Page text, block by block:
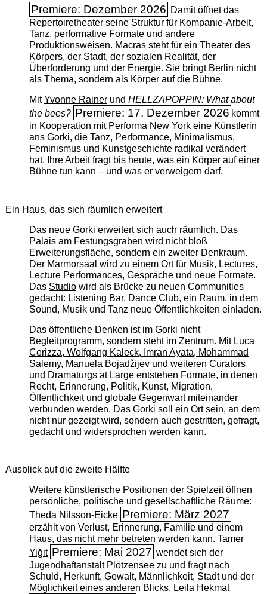
Premiere: Dezember 2026 Damit öffnet das
Repertoiretheater seine Struktur für Kompanie-Arbeit,
Tanz, performative Formate und andere
Produktionsweisen. Macras steht für ein Theater des
Körpers, der Stadt, der sozialen Realität, der
Überforderung und der Energie. Sie bringt Berlin nicht
als Thema, sondern als Körper auf die Bühne.
MitYvonne Rainerund HELLZAPOPPIN: What about
the bees? Premiere: 17. Dezember 2026 kommt
in Kooperation mit Performa New York eine Künstlerin
ans Gorki, die Tanz, Performance, Minimalismus,
Feminismus und Kunstgeschichte radikal verändert
hat. Ihre Arbeit fragt bis heute, was ein Körper auf einer
Bühne tun kann – und was er verweigern darf.
Ein Haus, das sich räumlich erweitert
Das neue Gorki erweitert sich auch räumlich. Das
Palais am Festungsgraben wird nicht bloß
Erweiterungsfläche, sondern ein zweiter Denkraum.
Der Marmorsaal wird zu einem Ort für Musik, Lectures,
Lecture Performances, Gespräche und neue Formate.
Das Studiowird als Brücke zu neuen Communities
gedacht: Listening Bar, Dance Club, ein Raum, in dem
Sound, Musik und Tanz neue Öffentlichkeiten einladen.
Das öffentliche Denken ist im Gorki nicht
Begleitprogramm, sondern steht im Zentrum. Mit Luca
Cerizza, Wolfgang Kaleck, Imran Ayata, Mohammad
Salemy, Manuela Bojadžijevund weiteren Curators
und Dramaturgs at Large entstehen Formate, in denen
Recht, Erinnerung, Politik, Kunst, Migration,
Öffentlichkeit und globale Gegenwart miteinander
verbunden werden. Das Gorki soll ein Ort sein, an dem
nicht nur gezeigt wird, sondern auch gestritten, gefragt,
gedacht und widersprochen werden kann.
Ausblick auf die zweite Hälfte
Weitere künstlerische Positionen der Spielzeit öffnen
persönliche, politische und gesellschaftliche Räume:
Theda Nilsson-Eicke Premiere: März 2027
erzählt von Verlust, Erinnerung, Familie und einem
Haus, das nicht mehr betreten werden kann. Tamer
Yiğit Premiere: Mai 2027 wendet sich der
Jugendhaftanstalt Plötzensee zu und fragt nach
Schuld, Herkunft, Gewalt, Männlichkeit, Stadt und der
Möglichkeit eines anderen Blicks. Leila Hekmat